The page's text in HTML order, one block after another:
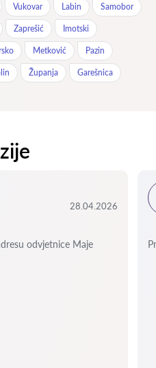
Vukovar Labin Samobor
Zaprešić Imotski
Metković Pazin
Županja Garešnica
28.04.2026
odvjetnice Maje